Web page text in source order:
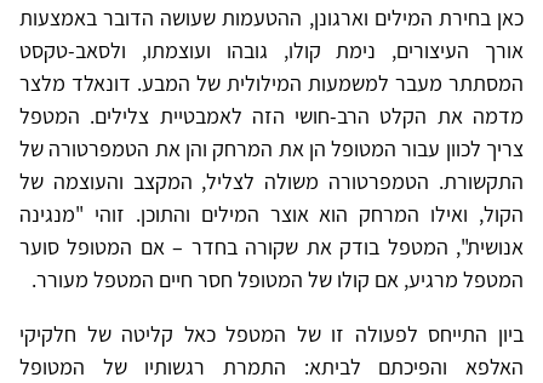
כאן בחירת המילים וארגונן, ההטעמות שעושה הדובר באמצעות
אורך העיצורים, נימת קולו, גובהו ועוצמתו, ולסאב-טקסט
המסתתר מעבר למשמעות המילולית של המבע. דונאלד מלצר
מדמה את הקלט הרב-חושי הזה לאמבטיית צלילים. המטפל
צריך לכוון עבור המטופל הן את המרחק והן את הטמפרטורה של
התקשורת. הטמפרטורה משולה לצליל, המקצב והעוצמה של
הקול, ואילו המרחק הוא אוצר המילים והתוכן. זוהי "מנגינה
אנושית", המטפל בודק את שקורה בחדר – אם המטופל סוער
המטפל מרגיע, אם קולו של המטופל חסר חיים המטפל מעורר.
ביון התייחס לפעולה זו של המטפל כאל קליטה של חלקיקי
האלפא והפיכתם לביתא: התמרת רגשותיו של המטופל